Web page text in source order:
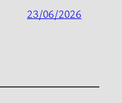
23/06/2026